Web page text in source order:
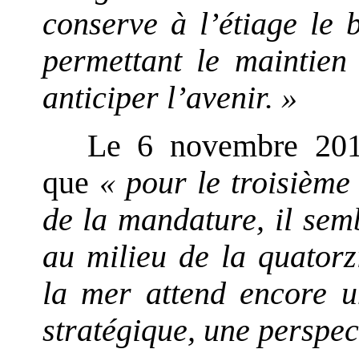
conserve à l’étiage le
permettant le
anticiper l’avenir. »
Le 6 novembre
que « pour le
de la mandature, il
au milieu de la
la mer attend encore
stratégique, une